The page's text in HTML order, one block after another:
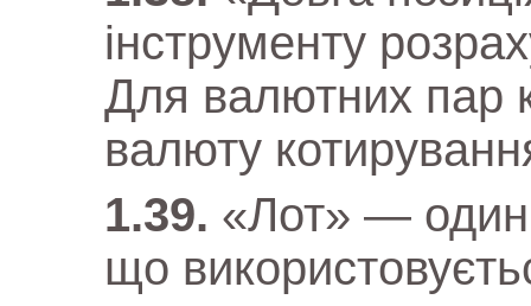
інструменту
Для валютних пар
валюту
«Лот» —
що